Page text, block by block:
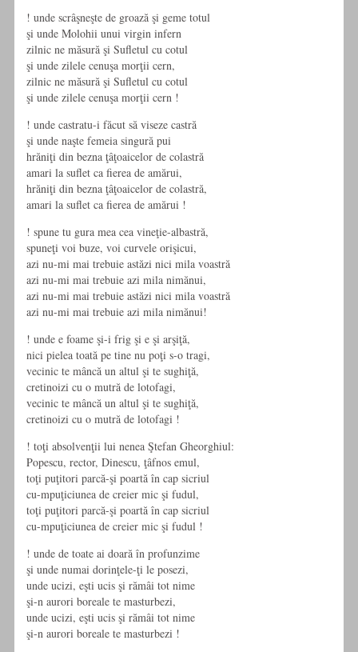
! unde scrâşneşte de groază şi geme totul
şi unde Molohii unui virgin infern
zilnic ne măsură şi Sufletul cu cotul
şi unde zilele cenuşa morţii cern,
zilnic ne măsură şi Sufletul cu cotul
şi unde zilele cenuşa morţii cern !
! unde castratu-i făcut să viseze castră
şi unde naşte femeia singură pui
hrăniţi din bezna ţâţoaicelor de colastră
amari la suflet ca fierea de amărui,
hrăniţi din bezna ţâţoaicelor de colastră,
amari la suflet ca fierea de amărui !
! spune tu gura mea cea vineţie-albastră,
spuneţi voi buze, voi curvele orişicui,
azi nu-mi mai trebuie astăzi nici mila voastră
azi nu-mi mai trebuie azi mila nimănui,
azi nu-mi mai trebuie astăzi nici mila voastră
azi nu-mi mai trebuie azi mila nimănui!
! unde e foame şi-i frig şi e şi arşiţă,
nici pielea toată pe tine nu poţi s-o tragi,
vecinic te mâncă un altul şi te sughiţă,
cretinoizi cu o mutră de lotofagi,
vecinic te mâncă un altul şi te sughiţă,
cretinoizi cu o mutră de lotofagi !
! toţi absolvenţii lui nenea Ştefan Gheorghiul:
Popescu, rector, Dinescu, ţâfnos emul,
toţi puţitori parcă-şi poartă în cap sicriul
cu-mpuţiciunea de creier mic şi fudul,
toţi puţitori parcă-şi poartă în cap sicriul
cu-mpuţiciunea de creier mic şi fudul !
! unde de toate ai doară în profunzime
şi unde numai dorinţele-ţi le posezi,
unde ucizi, eşti ucis şi rămâi tot nime
şi-n aurori boreale te masturbezi,
unde ucizi, eşti ucis şi rămâi tot nime
şi-n aurori boreale te masturbezi !